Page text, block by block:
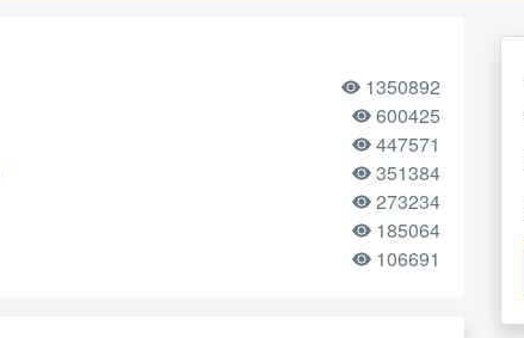
1350892
600425
447571
351384
273234
185064
106691